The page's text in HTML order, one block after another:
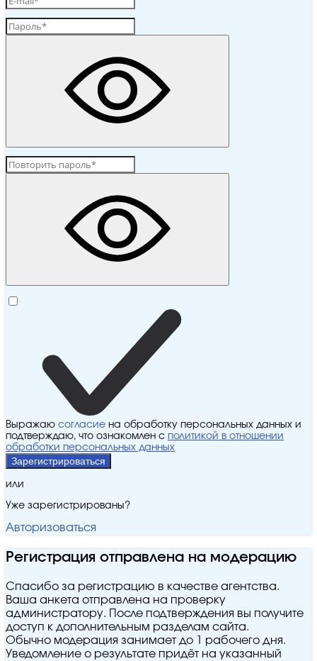
Выражаю согласие на обработку персональных данных и
подтверждаю, что ознакомлен с политикой в отношении
обработки персональных данных
Зарегистрироваться
или
Уже зарегистрированы?
Авторизоваться
Регистрация отправлена на модерацию
Спасибо за регистрацию в качестве агентства.
Ваша анкета отправлена на проверку
администратору. После подтверждения вы получите
доступ к дополнительным разделам сайта.
Обычно модерация занимает до 1 рабочего дня.
Уведомление о результате придёт на указанный